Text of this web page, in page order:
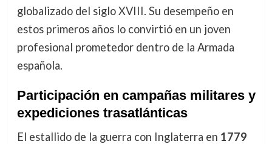
globalizado del siglo XVIII. Su desempeño en
estos primeros años lo convirtió en un joven
profesional prometedor dentro de la Armada
española.
Participación en campañas militares y
expediciones trasatlánticas
El estallido de la guerra con Inglaterra en 1779